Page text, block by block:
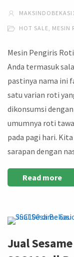
MAKSINDOBEKASI1
HOT SALE MESIN
Mesin Pengiris
Anda termasuk
pastinya nama ini
satu varian roti
dikonsumsi
umumnya roti
pada pagi hari.
sarapan dengan
Read more
Jual